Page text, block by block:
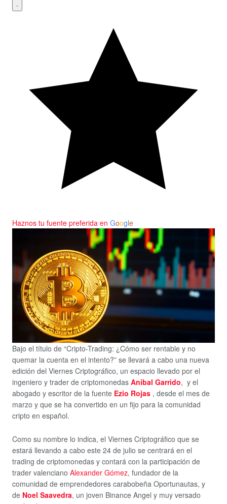
Haznos tu fuente preferida en Google
Bajo el título de “Cripto-Trading: ¿Cómo ser rentable y no
quemar la cuenta en el intento?” se llevará a cabo una nueva
edición del Viernes Criptográfico, un espacio llevado por el
ingeniero y trader de criptomonedas Anibal Garrido, y el
abogado y escritor de la fuente Ezio Rojas , desde el mes de
marzo y que se ha convertido en un fijo para la comunidad
cripto en español.
Como su nombre lo indica, el Viernes Criptográfico que se
estará llevando a cabo este 24 de julio se centrará en el
trading de criptomonedas y contará con la participación de
trader valenciano Alexander Gómez, fundador de la
comunidad de emprendedores carabobeña Oportunautas, y
de Noel Saavedra, un joven Binance Angel y muy versado